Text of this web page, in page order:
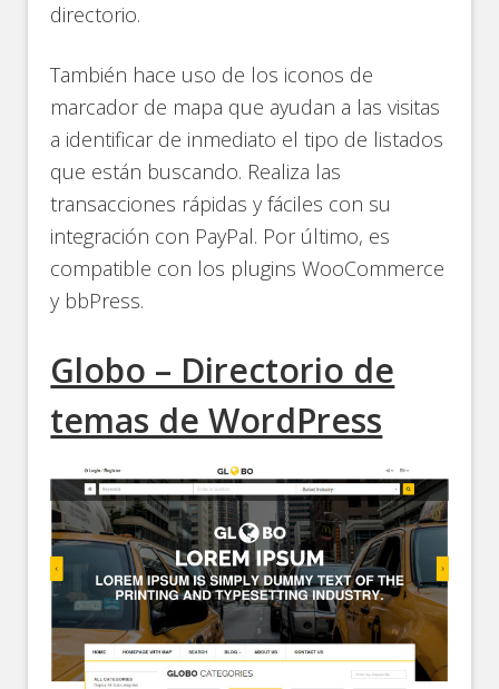
directorio.
También hace uso de los iconos de
marcador de mapa que ayudan a las visitas
a identificar de inmediato el tipo de listados
que están buscando. Realiza las
transacciones rápidas y fáciles con su
integración con PayPal. Por último, es
compatible con los plugins WooCommerce
y bbPress.
Globo – Directorio de
temas de WordPress